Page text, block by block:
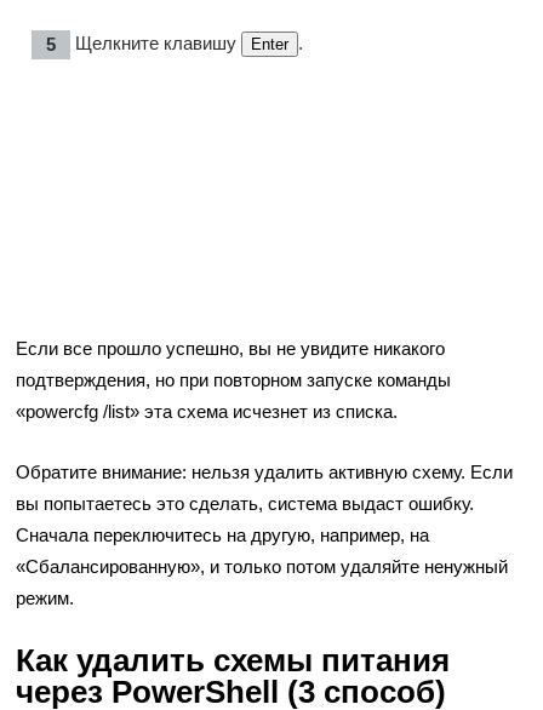
Щелкните клавишу Enter .
Если все прошло успешно, вы не увидите никакого
подтверждения, но при повторном запуске команды
«powercfg /list» эта схема исчезнет из списка.
Обратите внимание: нельзя удалить активную схему. Если
вы попытаетесь это сделать, система выдаст ошибку.
Сначала переключитесь на другую, например, на
«Сбалансированную», и только потом удаляйте ненужный
режим.
Как удалить схемы питания
через PowerShell (3 способ)